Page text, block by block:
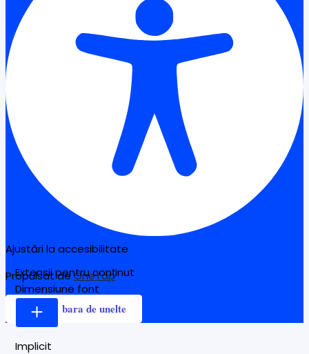
Ajustări la accesibilitate
Propulsat deOneTap
Ascunde bara de unelte
Extensii pentru conținut
Dimensiune font
Implicit